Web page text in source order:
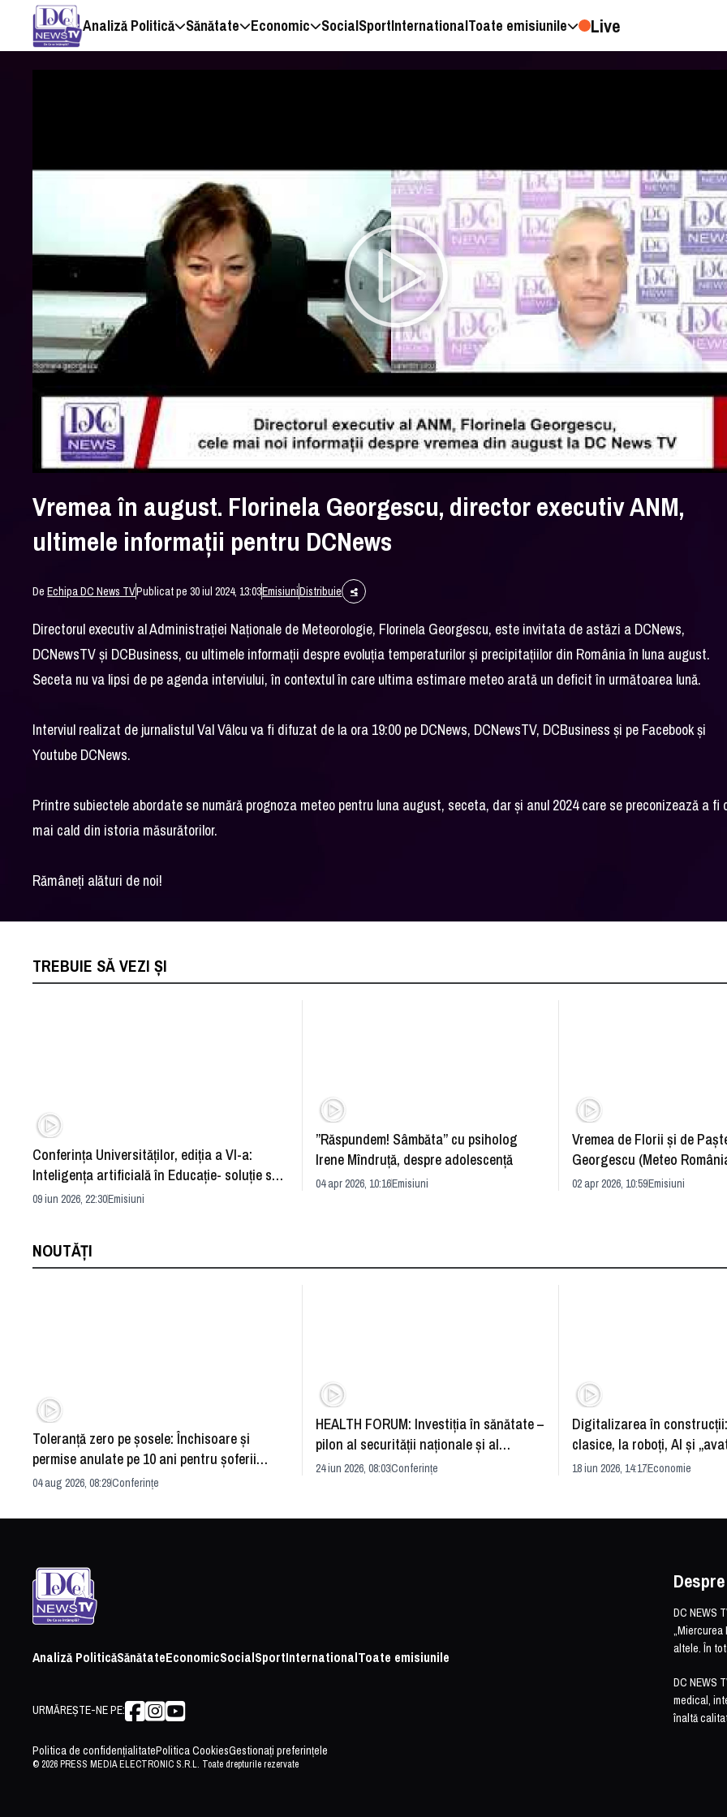
Analiză Politică Sănătate Economic SocialSportInternationalToate emisiunile Live
Vremea în august. Florinela Georgescu, director executiv ANM,
ultimele informații pentru DCNews
DeEchipa DC News TVPublicat pe 30 iul 2024, 13:03EmisiuniDistribuie
Directorul executiv al Administrației Naționale de Meteorologie, Florinela Georgescu, este invitata de astăzi a DCNews,
DCNewsTV și DCBusiness, cu ultimele informații despre evoluția temperaturilor și precipitațiilor din România în luna august.
Seceta nu va lipsi de pe agenda interviului, în contextul în care ultima estimare meteo arată un deficit în următoarea lună.
Interviul realizat de jurnalistul Val Vâlcu va fi difuzat de la ora 19:00 pe DCNews, DCNewsTV, DCBusiness și pe Facebook și
Youtube DCNews.
Printre subiectele abordate se numără prognoza meteo pentru luna august, seceta, dar și anul 2024 care se preconizează a fi
mai cald din istoria măsurătorilor.
Rămâneți alături de noi!
TREBUIE SĂ VEZI ȘI
Conferința Universităților, ediția a VI-a:
Inteligența artificială în Educație- soluție sau
problemă?
09 iun 2026, 22:30Emisiuni
”Răspundem! Sâmbăta” cu psiholog
Irene Mîndruță, despre adolescență
04 apr 2026, 10:16Emisiuni
Vremea de Florii și de
Georgescu (Meteo
prognoza
02 apr 2026, 10:59Emisiuni
NOUTĂȚI
Toleranță zero pe șosele: Închisoare și
permise anulate pe 10 ani pentru șoferii
iresponsabili
04 aug 2026, 08:29Conferințe
HEALTH FORUM: Investiția în sănătate –
pilon al securității naționale și al
dezvoltării economice
24 iun 2026, 08:03Conferințe
Digitalizarea în
clasice, la roboți, AI și
România și redefinirea
18 iun 2026, 14:17Economie
Analiză PoliticăSănătateEconomicSocialSportInternationalToate emisiunile
URMĂREȘTE-NE PE:
DC NEWS
„Miercurea
altele. În
DC NEWS
medical,
înaltă
Politica de confidențialitatePolitica CookiesGestionați preferințele
© 2026 PRESS MEDIA ELECTRONIC S.R.L. Toate drepturile rezervate